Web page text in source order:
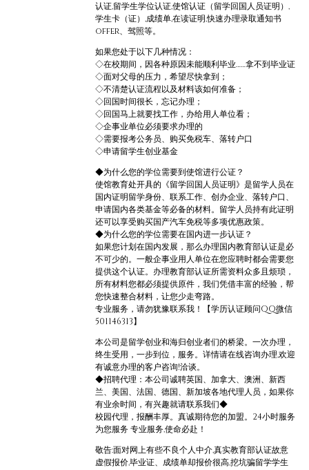
认证,留学生学位认证,使馆认证（留学回国人员证明）,
学生卡（证）,成绩单,在读证明,快速办理录取通知书
offer、驾照等。
如果您处于以下几种情况：
◇在校期间，因各种原因未能顺利毕业……拿不到毕业证
◇面对父母的压力，希望尽快拿到；
◇不清楚认证流程以及材料该如何准备；
◇回国时间很长，忘记办理；
◇回国马上就要找工作，办给用人单位看；
◇企事业单位必须要求办理的
◇需要报考公务员、购买免税车、落转户口
◇申请留学生创业基金
◆为什么您的学位需要到使馆进行公证？
使馆教育处开具的《留学回国人员证明》是留学人员在
国内证明留学身份、联系工作、创办企业、落转户口、
申请国内各类基金等必备的材料。留学人员持有此证明
还可以享受购买国产汽车免税等多项优惠政策。
◆为什么您的学位需要在国内进一步认证？
如果您计划在国内发展，那么办理国内教育部认证是必
不可少的。一般企事业用人单位在您应聘时都会需要您
提供这个认证。办理教育部认证所需资料众多且烦琐，
所有材料您都必须提供原件，我们凭借丰富的经验，帮
您快速整合材料，让您少走弯路。
专业服务，请勿犹豫联系我！【学历认证顾问QQ微信
501146313】
本公司是留学创业和海归创业者们的桥梁。一次办理，
终生受用，一步到位，服务。详情请在线咨询办理,欢迎
有诚意办理的客户咨询!洽谈。
◆招聘代理：本公司诚聘英国、加拿大、澳洲、新西
兰、美国、法国、德国、新加坡各地代理人员，如果你
有业余时间，有兴趣就请联系我们◆
校园代理，报酬丰厚。真诚期待您的加盟。24小时服务
为您服务 专业服务,使命必赴！
敬告:面对网上有些不良个人中介,真实教育部认证故意
虚假报价,毕业证、成绩单却报价很高,挖坑骗留学学生